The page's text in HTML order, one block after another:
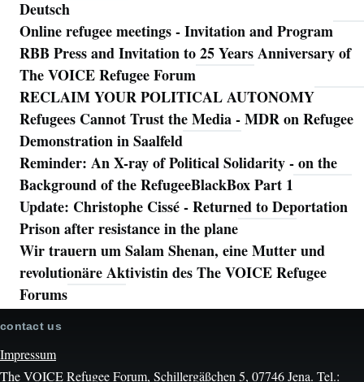
Deutsch
Online refugee meetings - Invitation and Program
RBB Press and Invitation to 25 Years Anniversary of
The VOICE Refugee Forum
RECLAIM YOUR POLITICAL AUTONOMY
Refugees Cannot Trust the Media - MDR on Refugee
Demonstration in Saalfeld
Reminder: An X-ray of Political Solidarity - on the
Background of the RefugeeBlackBox Part 1
Update: Christophe Cissé - Returned to Deportation
Prison after resistance in the plane
Wir trauern um Salam Shenan, eine Mutter und
revolutionäre Aktivistin des The VOICE Refugee
Forums
contact us
Impressum
The VOICE Refugee Forum, Schillergäßchen 5, 07746 Jena. Tel.: